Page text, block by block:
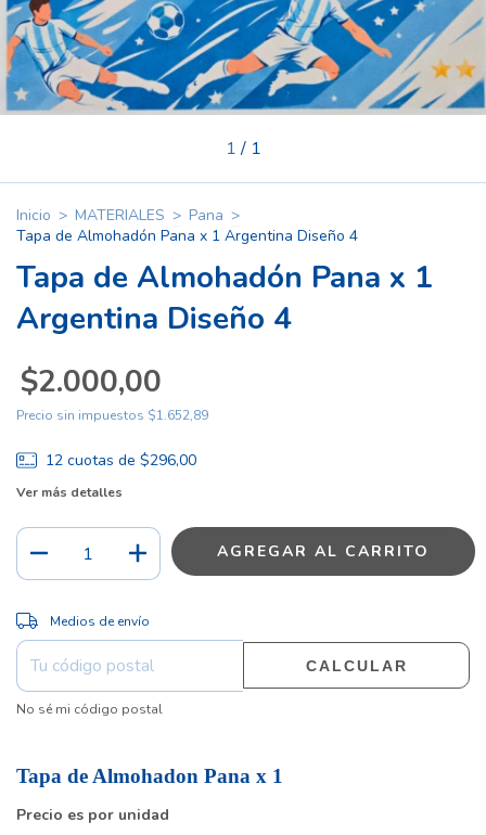
1/ 1
Inicio > MATERIALES > Pana >
Tapa de Almohadón Pana x 1 Argentina Diseño 4
Tapa de Almohadón Pana x 1
Argentina Diseño 4
$2.000,00
Precio sin impuestos $1.652,89
12 cuotas de $296,00
Ver más detalles
Entregas para el CP:
Medios de envío
CALCULAR
No sé mi código postal
Tapa de Almohadon Pana x 1
Precio es por unidad